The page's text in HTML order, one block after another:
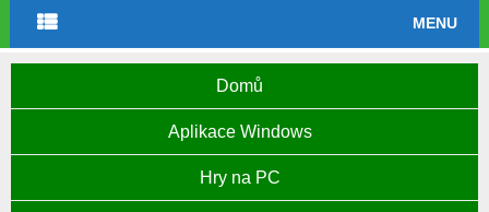
MENU
Domů
Aplikace Windows
Hry na PC